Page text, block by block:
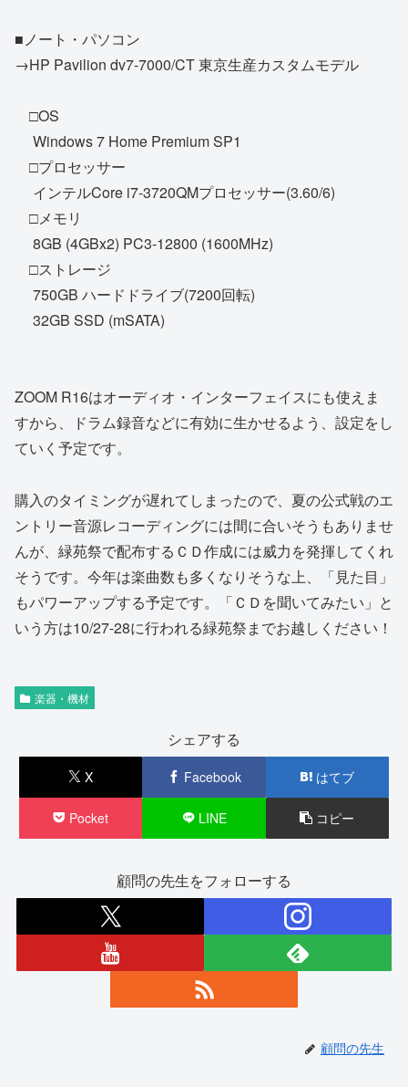
■ノート・パソコン
→HP Pavilion dv7-7000/CT 東京生産カスタムモデル
□OS
Windows 7 Home Premium SP1
□プロセッサー
インテルCore i7-3720QMプロセッサー(3.60/6)
□メモリ
8GB (4GBx2) PC3-12800 (1600MHz)
□ストレージ
750GB ハードドライブ(7200回転)
32GB SSD (mSATA)
ZOOM R16はオーディオ・インターフェイスにも使えま
すから、ドラム録音などに有効に生かせるよう、設定をし
ていく予定です。
購入のタイミングが遅れてしまったので、夏の公式戦のエ
ントリー音源レコーディングには間に合いそうもありませ
んが、緑苑祭で配布するＣＤ作成には威力を発揮してくれ
そうです。今年は楽曲数も多くなりそうな上、「見た目」
もパワーアップする予定です。「ＣＤを聞いてみたい」と
いう方は10/27-28に行われる緑苑祭までお越しください！
楽器・機材
シェアする
X Facebook はてブ
Pocket LINE コピー
顧問の先生をフォローする
顧問の先生